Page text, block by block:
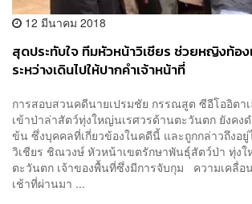
12 มีนาคม 2018
สุดประทับใจ ทีมหัวหน้าวิเชียร ช่วยหญิงท้อ
ระหว่างเดินไปให้ปากคำเจ้าหน้าที่
การสอบสวนคดีนายเปรมชัย กรรณสูต ซีอีโออิตา
เข้าป่าล่าสัตว์ทุ่งใหญ่นเรศวรด้านตะวันตก ยังคง
ข้น ซึ่งบุคคลที่เกี่ยวข้องในคดีนี้ และถูกกล่าวถึงอ
วิเชียร ชิณวงษ์ หัวหน้าเขตรักษาพันธุ์สัตว์ป่า ทุ่ง
ตะวันตก เจ้าของพื้นที่ซึ่งมีการจับกุม ความเคลื่อ
เช้าที่ผ่านมา ...